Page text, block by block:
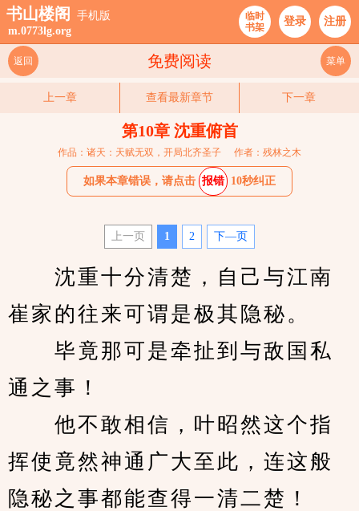
书山楼阁
手机版
m.0773lg.org
临时
书架
登录 注册
免费阅读
返回 菜单
上一章 查看最新章节 下一章
第10章 沈重俯首
作品：诸天：天赋无双，开局北齐圣子 作者：残林之木
如果本章错误，请点击 报错 10秒纠正
上一页 1 2 下—页
沈重十分清楚，自己与江南
崔家的往来可谓是极其隐秘。
毕竟那可是牵扯到与敌国私
通之事！
他不敢相信，叶昭然这个指
挥使竟然神通广大至此，连这般
隐秘之事都能查得一清二楚！